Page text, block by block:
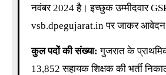
नवंबर 2024 है। इच्छुक उम्मीदवार
vsb.dpegujarat.in पर जाकर
कुल पदों की संख्या: गुजरात के
13,852 सहायक शिक्षक की भर्ती